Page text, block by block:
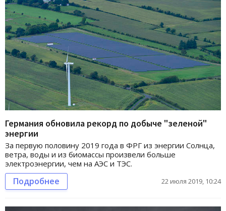
Германия обновила рекорд по добыче "зеленой"
энергии
За первую половину 2019 года в ФРГ из энергии Солнца,
ветра, воды и из биомассы произвели больше
электроэнергии, чем на АЭС и ТЭС.
Подробнее 22 июля 2019, 10:24